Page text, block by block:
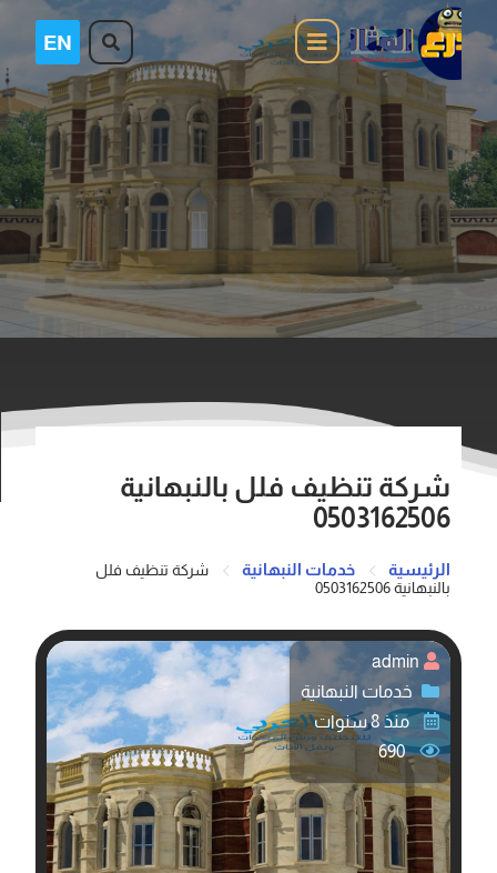
شركة تنظيف فلل بالنبهانية
0503162506
الرئيسية خدمات النبهانية
شركة تنظيف فلل
بالنبهانية 0503162506
admin
خدمات النبهانية
منذ 8 سنوات
690